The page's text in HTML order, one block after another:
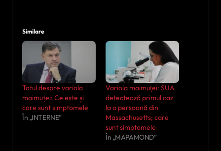
Similare
Totul despre variola
maimuței: Ce este și
care sunt simptomele
În „INTERNE”
Variola maimuţei: SUA
detectează primul caz
la o persoană din
Massachusetts; care
sunt simptomele
În „MAPAMOND”